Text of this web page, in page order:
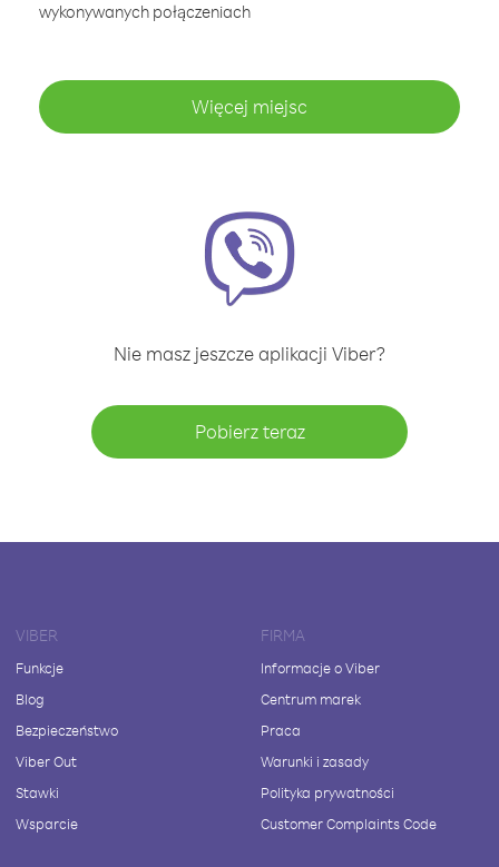
wykonywanych połączeniach
Więcej miejsc
Nie masz jeszcze aplikacji Viber?
Pobierz teraz
VIBER
Funkcje
Blog
Bezpieczeństwo
Viber Out
Stawki
Wsparcie
FIRMA
Informacje o Viber
Centrum marek
Praca
Warunki i zasady
Polityka prywatności
Customer Complaints Code